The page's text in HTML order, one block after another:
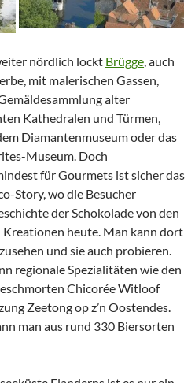
nördlich lockt Brügge, auch
mit malerischen Gassen,
alter
Kathedralen und Türmen,
Diamantenmuseum oder das
Museum. Doch
für Gourmets ist sicher das
Story, wo die Besucher
der Schokolade von den
Kreationen heute. Man kann dort
und sie auch probieren.
regionale Spezialitäten wie den
Chicorée Witloof
Zeetong op z’n Oostendes.
man aus rund 330 Biersorten